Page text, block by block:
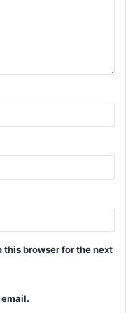
this browser for the next